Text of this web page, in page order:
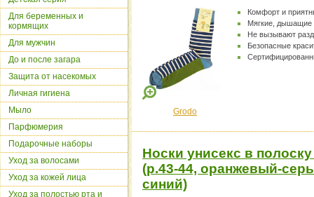
Комфорт и
Мягкие, дышащие
Не вызывают
Безопасные
Grodo
Носки унисекс в
(р.43-44, оранжевый-
синий)
Для беременных и
кормящих
Для мужчин
До и после загара
Защита от насекомых
Личная гигиена
Мыло
Парфюмерия
Подарочные наборы
Уход за волосами
Уход за кожей лица
Уход за полостью рта и